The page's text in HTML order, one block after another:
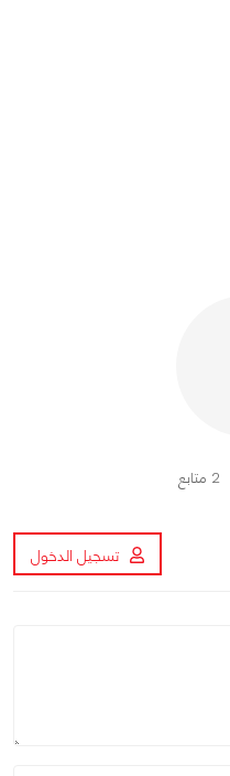
2 متابع
تسجيل الدخول